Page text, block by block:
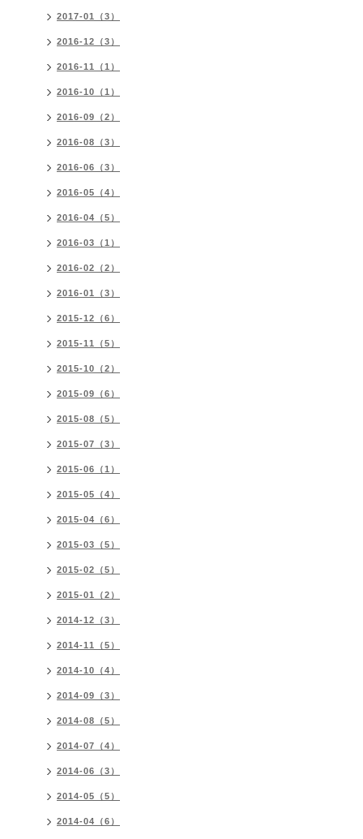
2017-01（3）
2016-12（3）
2016-11（1）
2016-10（1）
2016-09（2）
2016-08（3）
2016-06（3）
2016-05（4）
2016-04（5）
2016-03（1）
2016-02（2）
2016-01（3）
2015-12（6）
2015-11（5）
2015-10（2）
2015-09（6）
2015-08（5）
2015-07（3）
2015-06（1）
2015-05（4）
2015-04（6）
2015-03（5）
2015-02（5）
2015-01（2）
2014-12（3）
2014-11（5）
2014-10（4）
2014-09（3）
2014-08（5）
2014-07（4）
2014-06（3）
2014-05（5）
2014-04（6）